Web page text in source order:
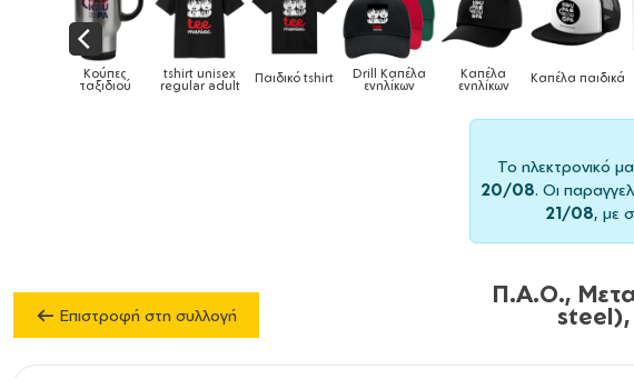
Παιδικό tshirt Drill Καπέλα
ενηλίκων
Καπέλα
ενηλίκων Καπέλα παιδικά Κούπες Κούπες ειδικές
Το ηλεκτρονικό
20/08. Οι
21/08, με
Επιστροφή στη συλλογή
Π.Α.Ο.,
steel),